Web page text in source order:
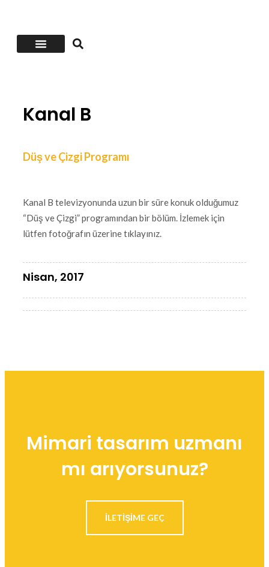
Kanal B
Düş ve Çizgi Programı
Kanal B televizyonunda uzun bir süre konuk olduğumuz
“Düş ve Çizgi” programından bir bölüm. İzlemek için
lütfen fotoğrafın üzerine tıklayınız.
Nisan, 2017
Mimari tasarım uzmanı
mı arıyorsunuz?
ILETIŞIME GEÇ